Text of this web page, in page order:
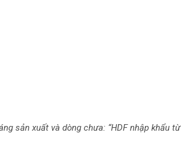
sản xuất và dòng chưa: “HDF nhập khẩu từ